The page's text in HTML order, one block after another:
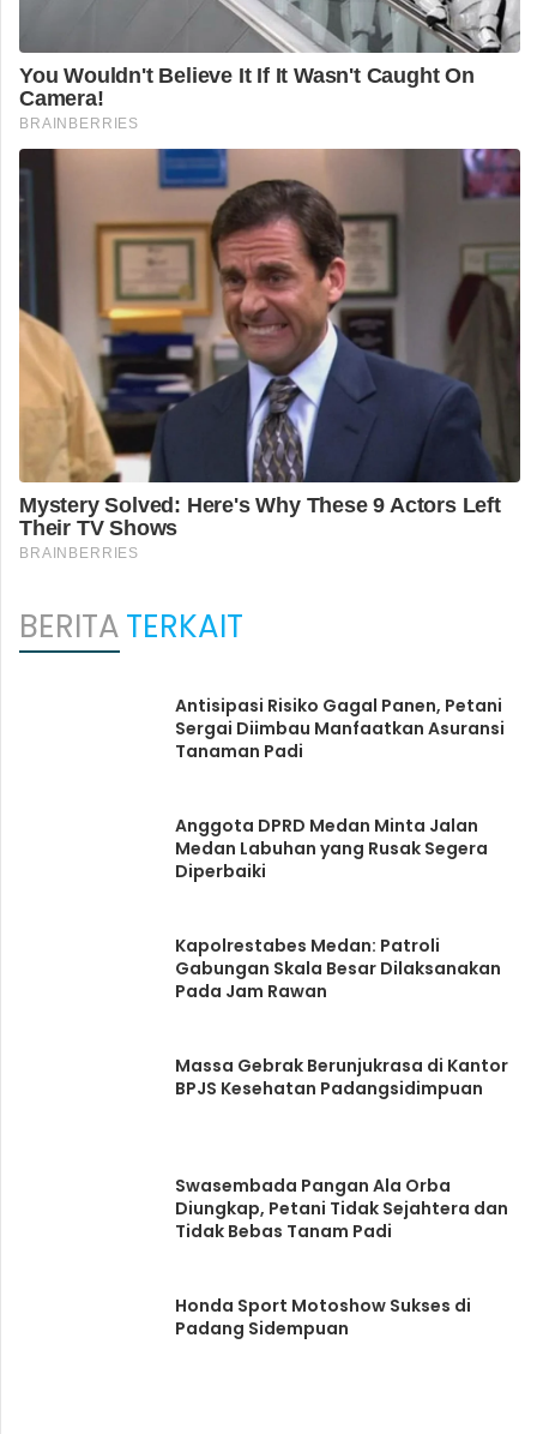
BERITATERKAIT
Antisipasi Risiko Gagal Panen, Petani
Sergai Diimbau Manfaatkan Asuransi
Tanaman Padi
Anggota DPRD Medan Minta Jalan
Medan Labuhan yang Rusak Segera
Diperbaiki
Kapolrestabes Medan: Patroli
Gabungan Skala Besar Dilaksanakan
Pada Jam Rawan
Massa Gebrak Berunjukrasa di Kantor
BPJS Kesehatan Padangsidimpuan
Swasembada Pangan Ala Orba
Diungkap, Petani Tidak Sejahtera dan
Tidak Bebas Tanam Padi
Honda Sport Motoshow Sukses di
Padang Sidempuan